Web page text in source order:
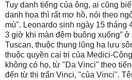
Tuy danh tiếng của ông, ai cũng
danh họa thì rất mơ hồ, nói theo
mù". Leonardo sinh ngày 15 tháng
3 giờ khi màn đêm buông xuống”
Tuscan, thuộc thung lũng hạ lưu
thuộc quyền cai trị của Medici-
không có họ, từ "Da Vinci" theo
đến từ thị trấn Vinci, "của Vinci".